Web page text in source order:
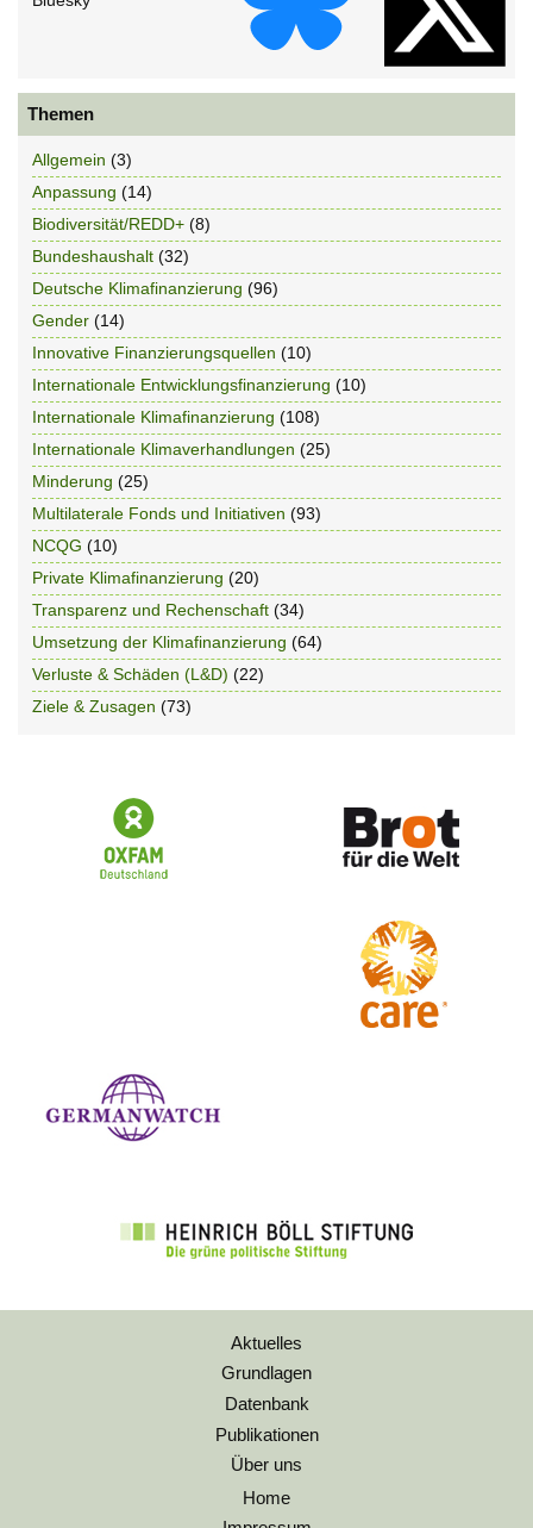
Themen
Allgemein (3)
Anpassung (14)
Biodiversität/REDD+ (8)
Bundeshaushalt (32)
Deutsche Klimafinanzierung (96)
Gender (14)
Innovative Finanzierungsquellen (10)
Internationale Entwicklungsfinanzierung (10)
Internationale Klimafinanzierung (108)
Internationale Klimaverhandlungen (25)
Minderung (25)
Multilaterale Fonds und Initiativen (93)
NCQG (10)
Private Klimafinanzierung (20)
Transparenz und Rechenschaft (34)
Umsetzung der Klimafinanzierung (64)
Verluste & Schäden (L&D) (22)
Ziele & Zusagen (73)
Aktuelles
Grundlagen
Datenbank
Publikationen
Über uns
Home